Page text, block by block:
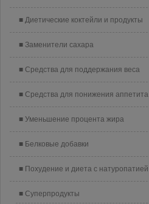
Диетические коктейли и продукты
Заменители сахара
Средства для поддержания веса
Средства для понижения аппетита
Уменьшение процента жира
Белковые добавки
Похудение и диета с натуропатией
Суперпродукты